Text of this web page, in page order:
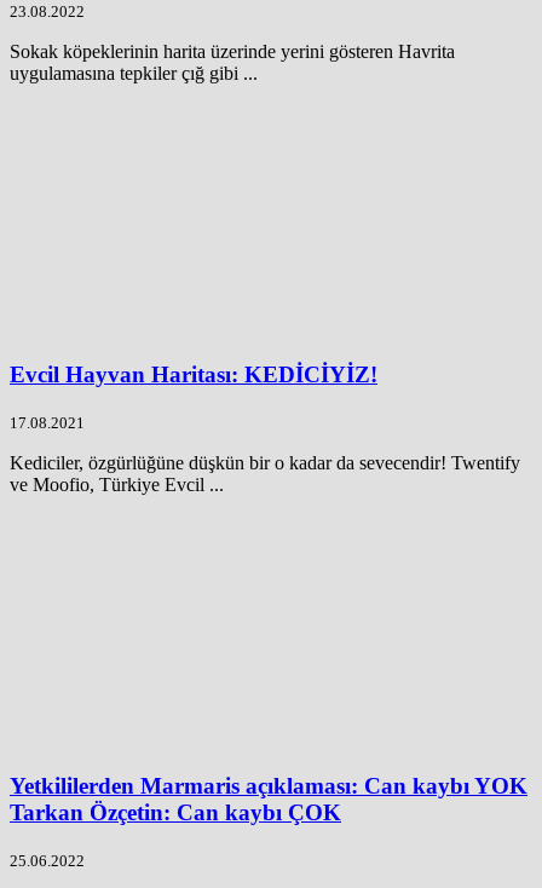
23.08.2022
Sokak köpeklerinin harita üzerinde yerini gösteren Havrita
uygulamasına tepkiler çığ gibi ...
Evcil Hayvan Haritası: KEDİCİYİZ!
17.08.2021
Kediciler, özgürlüğüne düşkün bir o kadar da sevecendir! Twentify
ve Moofio, Türkiye Evcil ...
Yetkililerden Marmaris açıklaması: Can kaybı YOK
Tarkan Özçetin: Can kaybı ÇOK
25.06.2022